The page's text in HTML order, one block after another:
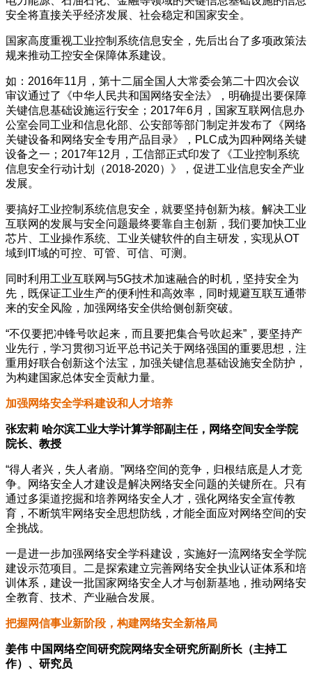
安全将直接关乎经济发展、社会稳定和国家安全。
国家高度重视工业控制系统信息安全，先后出台了多项政策法
规来推动工控安全保障体系建设。
如：2016年11月，第十二届全国人大常委会第二十四次会议
审议通过了《中华人民共和国网络安全法》，明确提出要保障
关键信息基础设施运行安全；2017年6月，国家互联网信息办
公室会同工业和信息化部、公安部等部门制定并发布了《网络
关键设备和网络安全专用产品目录》，PLC成为四种网络关键
设备之一；2017年12月，工信部正式印发了《工业控制系统
信息安全行动计划（2018-2020）》，促进工业信息安全产业
发展。
要搞好工业控制系统信息安全，就要坚持创新为核。解决工业
互联网的发展与安全问题最终要靠自主创新，我们要加快工业
芯片、工业操作系统、工业关键软件的自主研发，实现从OT
域到IT域的可控、可管、可信、可测。
同时利用工业互联网与5G技术加速融合的时机，坚持安全为
先，既保证工业生产的便利性和高效率，同时规避互联互通带
来的安全风险，加强网络安全供给侧创新突破。
“不仅要把冲锋号吹起来，而且要把集合号吹起来”，要坚持产
业先行，学习贯彻习近平总书记关于网络强国的重要思想，注
重用好联合创新这个法宝，加强关键信息基础设施安全防护，
为构建国家总体安全贡献力量。
加强网络安全学科建设和人才培养
张宏莉 哈尔滨工业大学计算学部副主任，网络空间安全学院
院长、教授
“得人者兴，失人者崩。”网络空间的竞争，归根结底是人才竞
争。网络安全人才建设是解决网络安全问题的关键所在。只有
通过多渠道挖掘和培养网络安全人才，强化网络安全宣传教
育，不断筑牢网络安全思想防线，才能全面应对网络空间的安
全挑战。
一是进一步加强网络安全学科建设，实施好一流网络安全学院
建设示范项目。二是探索建立完善网络安全执业认证体系和培
训体系，建设一批国家网络安全人才与创新基地，推动网络安
全教育、技术、产业融合发展。
把握网信事业新阶段，构建网络安全新格局
姜伟 中国网络空间研究院网络安全研究所副所长（主持工
作）、研究员